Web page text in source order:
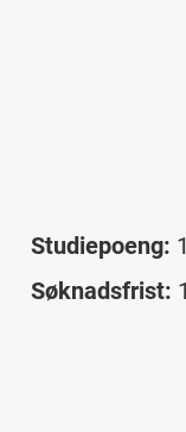
Studiepoeng:
Søknadsfrist: